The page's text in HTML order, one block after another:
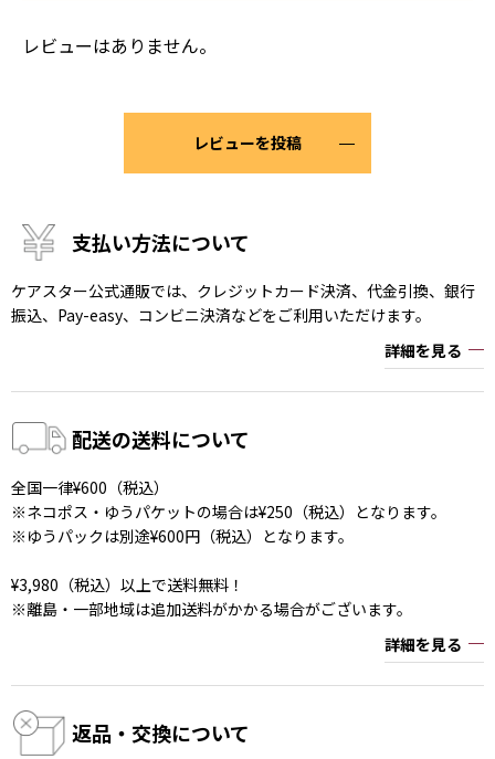
レビューはありません。
レビューを投稿
支払い方法について
ケアスター公式通販では、クレジットカード決済、代金引換、銀行
振込、Pay-easy、コンビニ決済などをご利用いただけます。
詳細を見る
配送の送料について
全国一律¥600（税込）
※ネコポス・ゆうパケットの場合は¥250（税込）となります。
※ゆうパックは別途¥600円（税込）となります。
¥3,980（税込）以上で送料無料！
※離島・一部地域は追加送料がかかる場合がございます。
詳細を見る
返品・交換について